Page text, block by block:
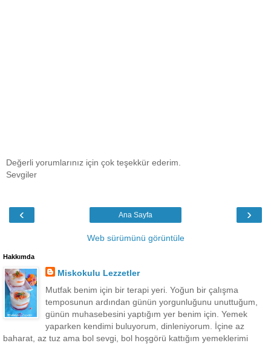
Değerli yorumlarınız için çok teşekkür ederim.
Sevgiler
‹ ›
Ana Sayfa
Web sürümünü görüntüle
Hakkımda
Miskokulu Lezzetler
Mutfak benim için bir terapi yeri. Yoğun bir çalışma
temposunun ardından günün yorgunluğunu unuttuğum,
günün muhasebesini yaptığım yer benim için. Yemek
yaparken kendimi buluyorum, dinleniyorum. İçine az
baharat, az tuz ama bol sevgi, bol hoşgörü kattığım yemeklerimi